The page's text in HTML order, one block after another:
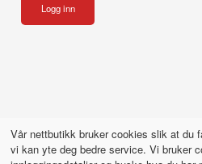
Vår nettbutikk bruker cookies slik at du
vi kan yte deg bedre service. Vi bruker